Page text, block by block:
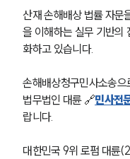
산재 손해배상 법률 자문
을 이해하는 실무 기반의
화하고 있습니다.
손해배상청구민사소송
법무법인 대륜 🔗민사전
랍니다.
대한민국 9위 로펌 대륜